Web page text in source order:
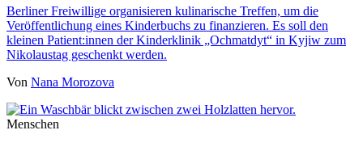
Berliner Freiwillige organisieren kulinarische Treffen, um die
Veröffentlichung eines Kinderbuchs zu finanzieren. Es soll den
kleinen Patient:innen der Kinderklinik „Ochmatdyt“ in Kyjiw zum
Nikolaustag geschenkt werden.
Von Nana Morozova
Menschen